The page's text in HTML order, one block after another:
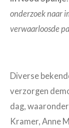
onderzoek naar
verwaarloosde
Diverse
verzorgen
dag,
Kramer, Anne